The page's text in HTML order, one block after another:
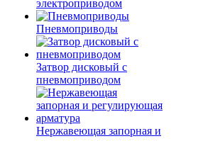
электроприводом
Пневмоприводы
Затвор дисковый с
пневмоприводом
Нержавеющая запорная и